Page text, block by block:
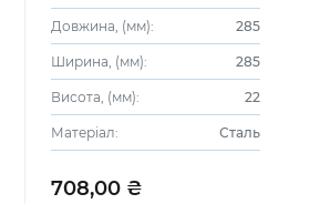
Довжина, (мм): 285
Ширина, (мм): 285
Висота, (мм): 22
Матеріал: Сталь
708,00 ₴